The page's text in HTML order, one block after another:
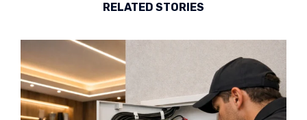
RELATED STORIES